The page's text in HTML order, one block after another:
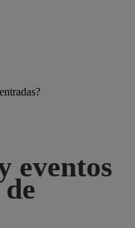
eventos